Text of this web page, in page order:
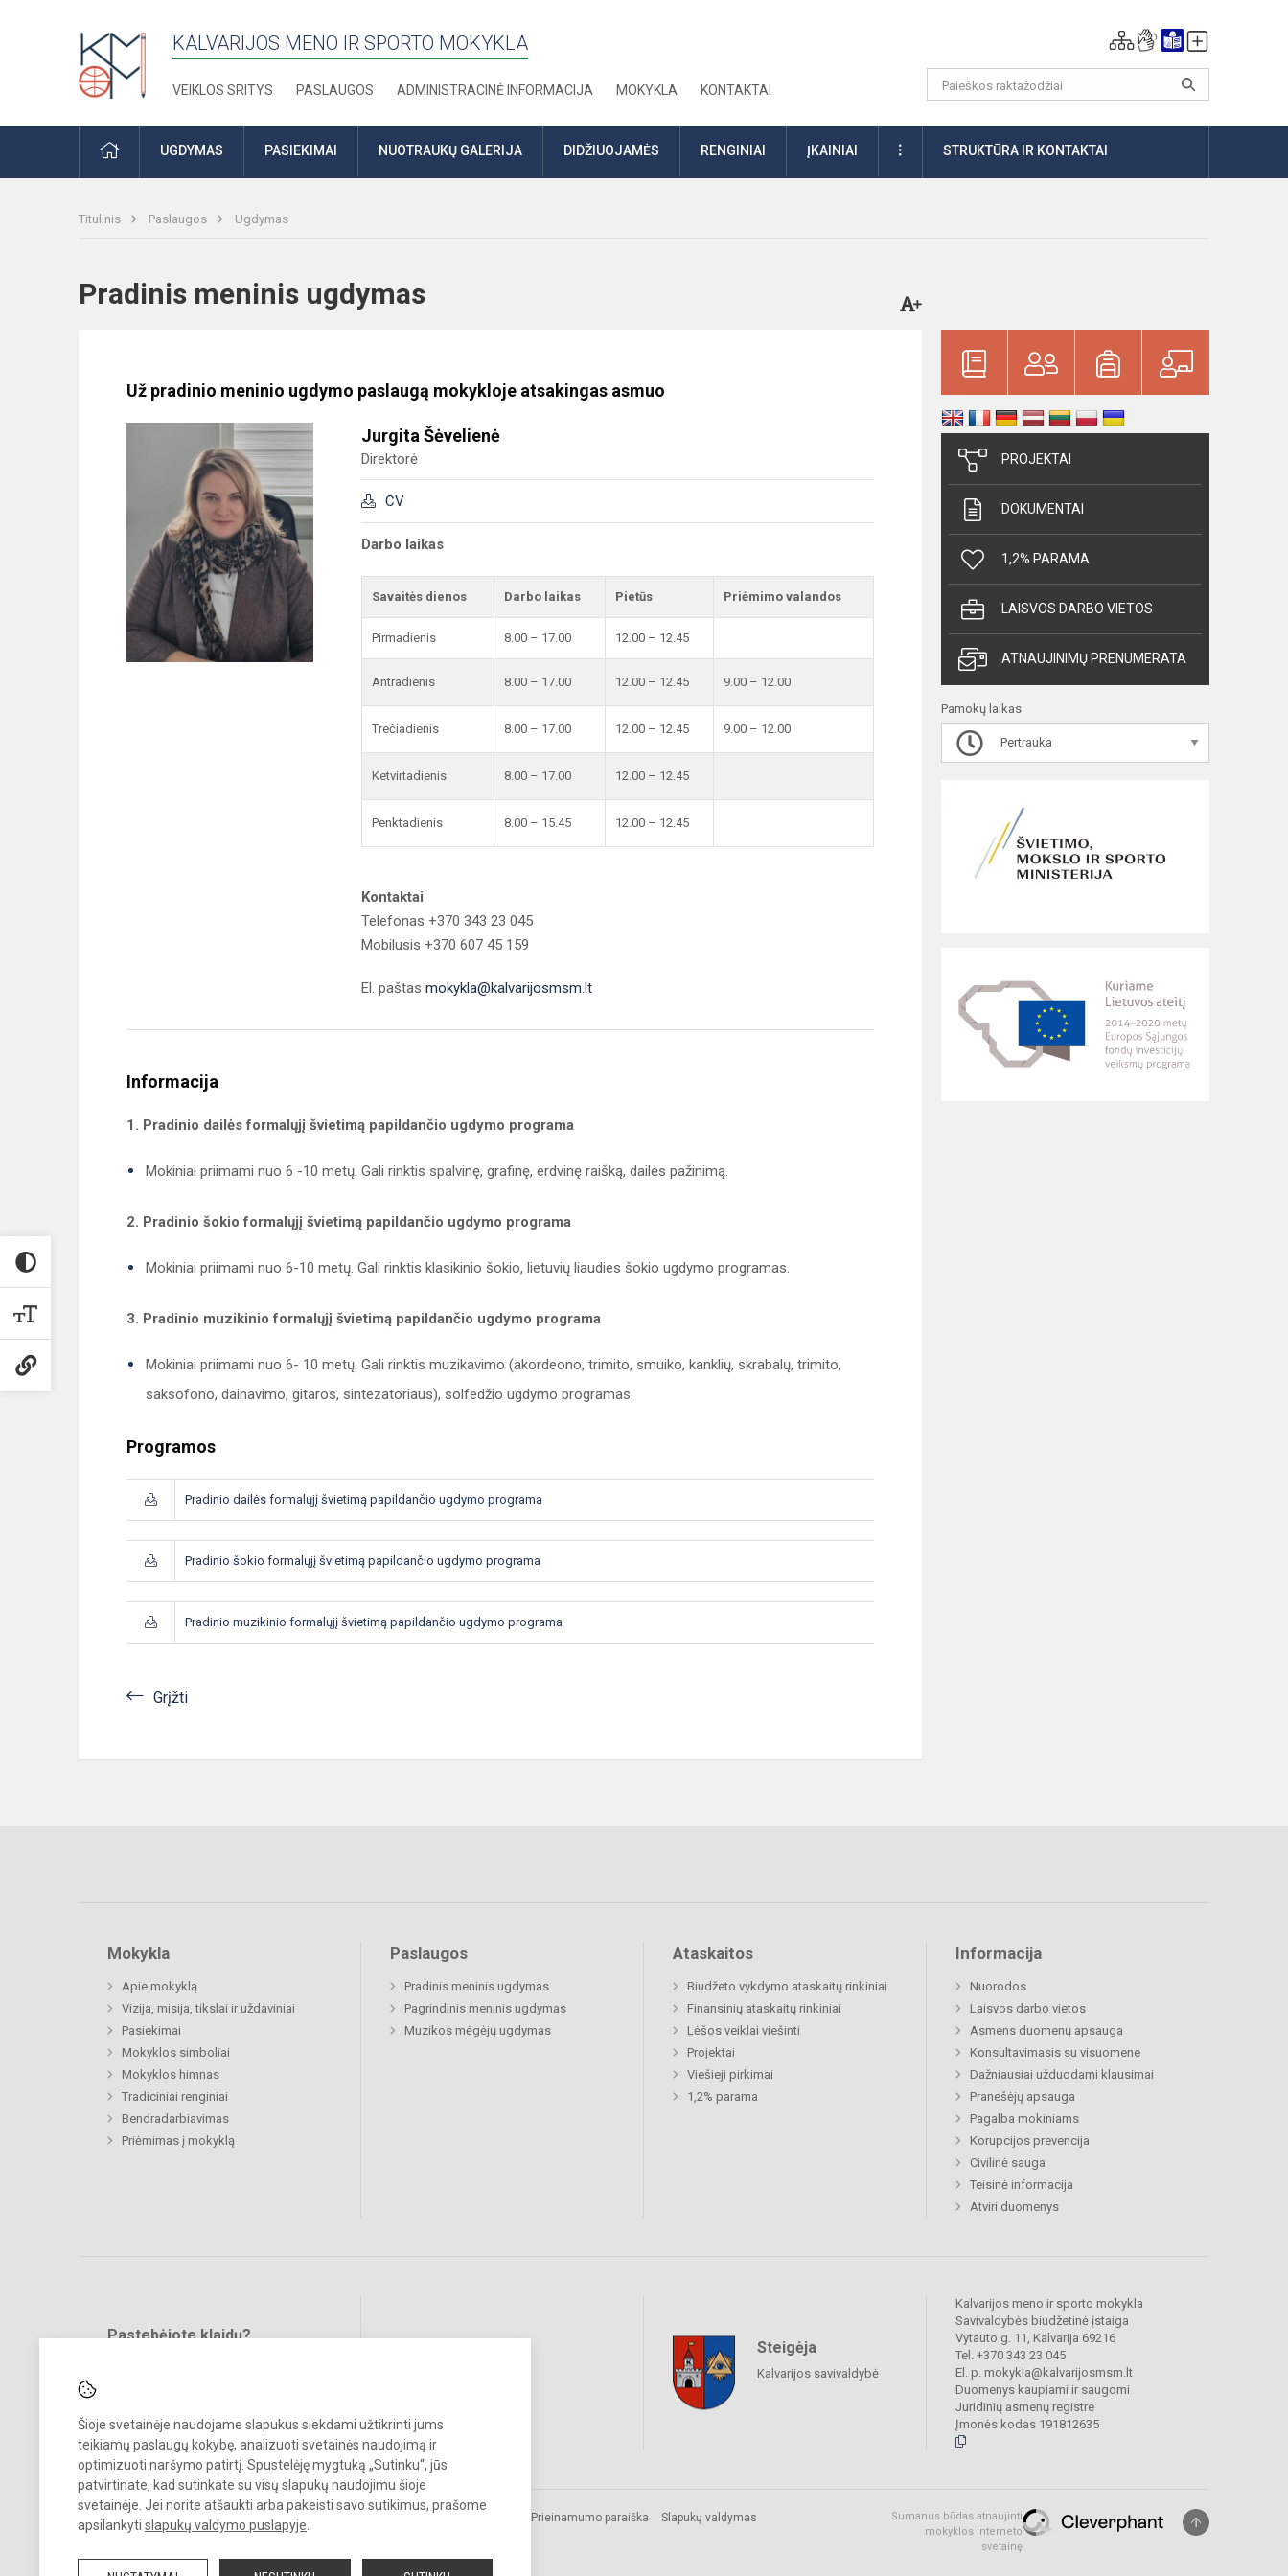
Šioje svetainėje naudojame slapukus siekdami užtikrinti jums
teikiamų paslaugų kokybę, analizuoti svetainės naudojimą ir
optimizuoti naršymo patirtį. Spustelėję mygtuką „Sutinku“, jūs
patvirtinate, kad sutinkate su visų slapukų naudojimu šioje
svetainėje. Jei norite atšaukti arba pakeisti savo sutikimus, prašome
apsilankyti slapukų valdymo puslapyje
KALVARIJOS MENO IR SPORTO MOKYKLA
VEIKLOS SRITYS PASLAUGOS ADMINISTRACINĖ INFORMACIJA MOKYKLA KONTAKTAI
PRADŽIAUGDYMAS PASIEKIMAI NUOTRAUKŲ GALERIJA DIDŽIUOJAMĖS RENGINIAI ĮKAINIAI DAUGIAUSTRUKTŪRA IR KONTAKTAI
Titulinis Paslaugos Ugdymas
Pradinis meninis ugdymas
Už pradinio meninio ugdymo paslaugą mokykloje atsakingas asmuo
Jurgita Šėvelienė
Direktorė
CV
Darbo laikas
Savaitės dienos Darbo laikas Pietūs Priėmimo valandos
Pirmadienis 8.00 – 17.00 12.00 – 12.45
Antradienis 8.00 – 17.00 12.00 – 12.45 9.00 – 12.00
Trečiadienis 8.00 – 17.00 12.00 – 12.45 9.00 – 12.00
Ketvirtadienis 8.00 – 17.00 12.00 – 12.45
Penktadienis 8.00 – 15.45 12.00 – 12.45
Kontaktai
Telefonas +370 343 23 045
Mobilusis +370 607 45 159
El. paštas mokykla@kalvarijosmsm.lt
Informacija
1. Pradinio dailės formalųjį švietimą papildančio ugdymo programa
Mokiniai priimami nuo 6 -10 metų. Gali rinktis spalvinę, grafinę, erdvinę raišką, dailės pažinimą.
2. Pradinio šokio formalųjį švietimą papildančio ugdymo programa
Mokiniai priimami nuo 6-10 metų. Gali rinktis klasikinio šokio, lietuvių liaudies šokio ugdymo programas.
3. Pradinio muzikinio formalųjį švietimą papildančio ugdymo programa
Mokiniai priimami nuo 6- 10 metų. Gali rinktis muzikavimo (akordeono, trimito, smuiko, kanklių, skrabalų, trimito,
saksofono, dainavimo, gitaros, sintezatoriaus), solfedžio ugdymo programas.
Programos
Pradinio dailės formalųjį švietimą papildančio ugdymo programa
Pradinio šokio formalųjį švietimą papildančio ugdymo programa
Pradinio muzikinio formalųjį švietimą papildančio ugdymo programa
Grįžti
PROJEKTAI
DOKUMENTAI
1,2% PARAMA
LAISVOS DARBO VIETOS
ATNAUJINIMŲ PRENUMERATA
Pamokų laikas
Pertrauka
Mokykla
Apie mokyklą
Vizija, misija, tikslai ir uždaviniai
Pasiekimai
Mokyklos simboliai
Mokyklos himnas
Tradiciniai renginiai
Bendradarbiavimas
Priėmimas į mokyklą
Paslaugos
Pradinis meninis ugdymas
Pagrindinis meninis ugdymas
Muzikos mėgėjų ugdymas
Ataskaitos
Biudžeto vykdymo ataskaitų rinkiniai
Finansinių ataskaitų rinkiniai
Lėšos veiklai viešinti
Projektai
Viešieji pirkimai
1,2% parama
Informacija
Nuorodos
Laisvos darbo vietos
Asmens duomenų apsauga
Konsultavimasis su visuomene
Dažniausiai užduodami klausimai
Pranešėjų apsauga
Pagalba mokiniams
Korupcijos prevencija
Civilinė sauga
Teisinė informacija
Atviri duomenys
Pastebėjote klaidų?
Steigėja
Kalvarijos savivaldybė
Kalvarijos meno ir sporto mokykla
Savivaldybės biudžetinė įstaiga
Vytauto g. 11, Kalvarija 69216
Tel. +370 343 23 045
El. p. mokykla@kalvarijosmsm.lt
Duomenys kaupiami ir saugomi
Juridinių asmenų registre
Įmonės kodas 191812635
© 2023. Kalvarijos meno ir sporto mokykla. Visos teisės saugomos.
Kopijuoti turinį be raštiško įstaigos administracijos sutikimo griežtai
Prieinamumo paraiška Slapukų valdymas
Sumanus būdas atnaujinti
mokyklos interneto
svetainę